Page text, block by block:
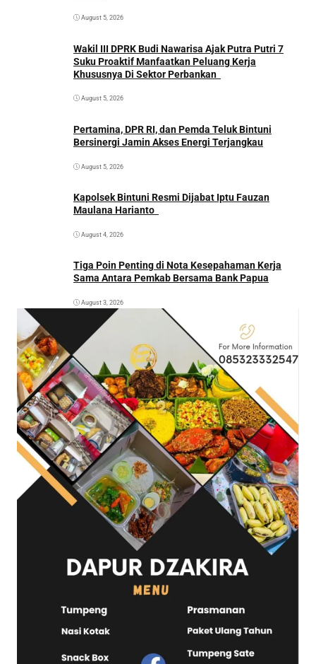
August 5, 2026
Wakil III DPRK Budi Nawarisa Ajak Putra Putri 7
Suku Proaktif Manfaatkan Peluang Kerja
August 5, 2026
Pertamina, DPR RI, dan Pemda Teluk Bintuni
Bersinergi Jamin Akses Energi Terjangkau
August 5, 2026
Kapolsek Bintuni Resmi Dijabat Iptu Fauzan
August 4, 2026
Tiga Poin Penting di Nota Kesepahaman Kerja
Sama Antara Pemkab Bersama Bank Papua
August 3, 2026